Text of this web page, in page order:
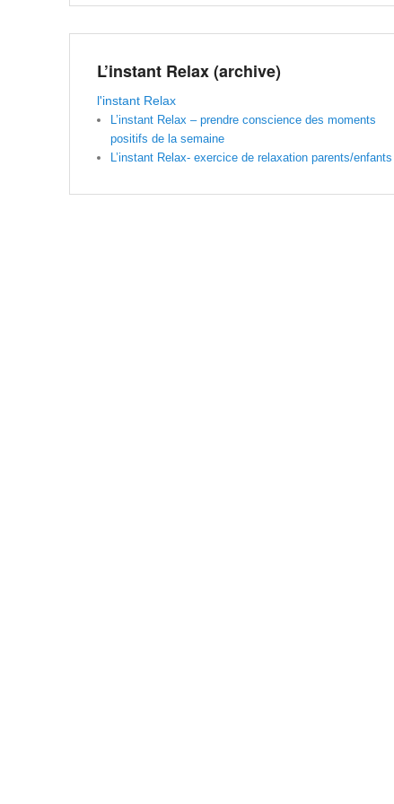
L’instant Relax (archive)
l'instant Relax
L’instant Relax – prendre conscience des moments
positifs de la semaine
L’instant Relax- exercice de relaxation parents/enfants